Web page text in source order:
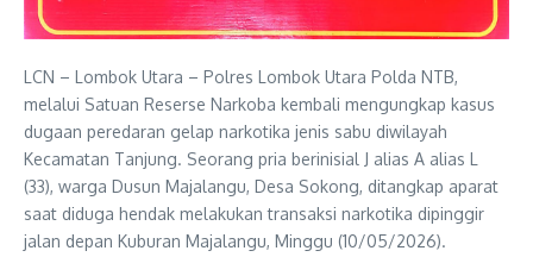
LCN – Lombok Utara – Polres Lombok Utara Polda NTB,
melalui Satuan Reserse Narkoba kembali mengungkap kasus
dugaan peredaran gelap narkotika jenis sabu diwilayah
Kecamatan Tanjung. Seorang pria berinisial J alias A alias L
(33), warga Dusun Majalangu, Desa Sokong, ditangkap aparat
saat diduga hendak melakukan transaksi narkotika dipinggir
jalan depan Kuburan Majalangu, Minggu (10/05/2026).